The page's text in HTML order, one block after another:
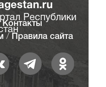
Республики
Контакты
/ Правила сайта